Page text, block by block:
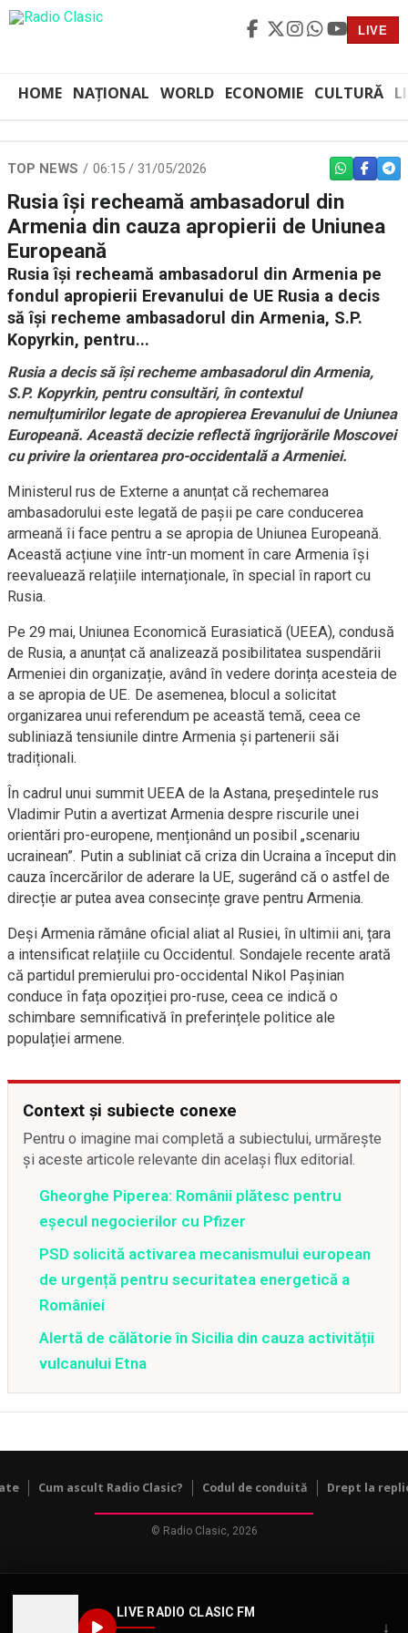
LIVE
HOME NAȚIONAL WORLD ECONOMIE CULTURĂ
LIVE RADIO CLASIC FM
↓
TOP NEWS 06:15 / 31/05/2026 WHATSAPP
Rusia își recheamă ambasadorul din
Armenia din cauza apropierii de Uniunea
Europeană
Rusia își recheamă ambasadorul din Armenia pe
fondul apropierii Erevanului de UE Rusia a decis
să își recheme ambasadorul din Armenia, S.P.
Kopyrkin, pentru...
Rusia a decis să își recheme ambasadorul din Armenia,
S.P. Kopyrkin, pentru consultări, în contextul
nemulțumirilor legate de apropierea Erevanului de Uniunea
Europeană. Această decizie reflectă îngrijorările Moscovei
cu privire la orientarea pro-occidentală a Armeniei.
Ministerul rus de Externe a anunțat că rechemarea
ambasadorului este legată de pașii pe care conducerea
armeană îi face pentru a se apropia de Uniunea Europeană.
Această acțiune vine într-un moment în care Armenia își
reevaluează relațiile internaționale, în special în raport cu
Rusia.
Pe 29 mai, Uniunea Economică Eurasiatică (UEEA), condusă
de Rusia, a anunțat că analizează posibilitatea suspendării
Armeniei din organizație, având în vedere dorința acesteia de
a se apropia de UE. De asemenea, blocul a solicitat
organizarea unui referendum pe această temă, ceea ce
subliniază tensiunile dintre Armenia și partenerii săi
tradiționali.
În cadrul unui summit UEEA de la Astana, președintele rus
Vladimir Putin a avertizat Armenia despre riscurile unei
orientări pro-europene, menționând un posibil „scenariu
ucrainean”. Putin a subliniat că criza din Ucraina a început din
cauza încercărilor de aderare la UE, sugerând că o astfel de
direcție ar putea avea consecințe grave pentru Armenia.
Deși Armenia rămâne oficial aliat al Rusiei, în ultimii ani, țara
a intensificat relațiile cu Occidentul. Sondajele recente arată
că partidul premierului pro-occidental Nikol Pașinian
conduce în fața opoziției pro-ruse, ceea ce indică o
schimbare semnificativă în preferințele politice ale
populației armene.
Context și subiecte conexe
Pentru o imagine mai completă a subiectului, urmărește
și aceste articole relevante din același flux editorial.
Gheorghe Piperea: Românii plătesc pentru
eșecul negocierilor cu Pfizer
PSD solicită activarea mecanismului european
de urgență pentru securitatea energetică a
României
Alertă de călătorie în Sicilia din cauza activității
vulcanului Etna
Cum ascult Radio Clasic? Codul de conduită Drept la
© Radio Clasic, 2026